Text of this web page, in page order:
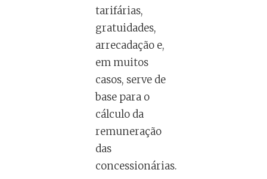
tarifárias,
gratuidades,
arrecadação e,
em muitos
casos, serve de
base para o
cálculo da
remuneração
das
concessionárias.